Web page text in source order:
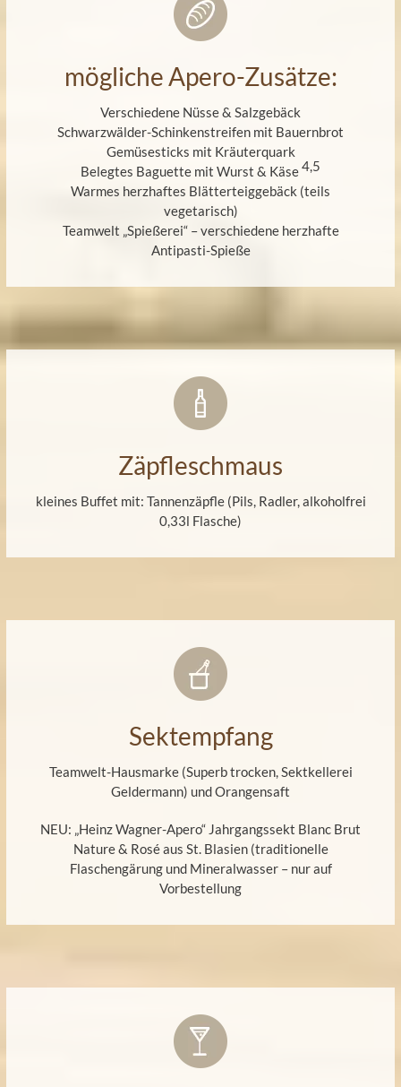
mögliche Apero-Zusätze:
Verschiedene Nüsse & Salzgebäck
Schwarzwälder-Schinkenstreifen mit Bauernbrot
Gemüsesticks mit Kräuterquark
Belegtes Baguette mit Wurst & Käse4,5
Warmes herzhaftes Blätterteiggebäck (teils
vegetarisch)
Teamwelt „Spießerei“ – verschiedene herzhafte
Antipasti-Spieße
Zäpfleschmaus
kleines Buffet mit: Tannenzäpfle (Pils, Radler, alkoholfrei
0,33l Flasche)
Sektempfang
Teamwelt-Hausmarke (Superb trocken, Sektkellerei
Geldermann) und Orangensaft
NEU: „Heinz Wagner-Apero“ Jahrgangssekt Blanc Brut
Nature & Rosé aus St. Blasien (traditionelle
Flaschengärung und Mineralwasser – nur auf
Vorbestellung